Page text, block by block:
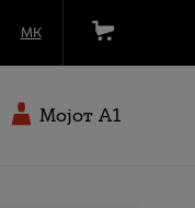
МК
Мојот A1